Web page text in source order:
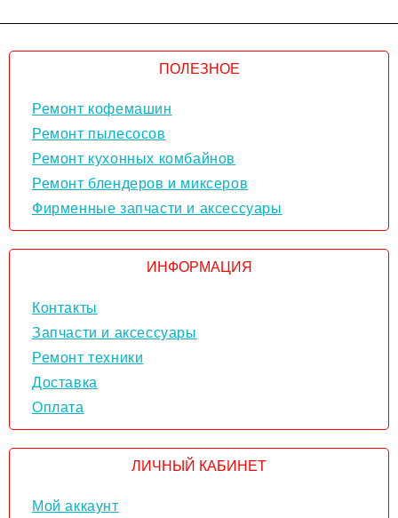
ПОЛЕЗНОЕ
Ремонт кофемашин
Ремонт пылесосов
Ремонт кухонных комбайнов
Ремонт блендеров и миксеров
Фирменные запчасти и аксессуары
ИНФОРМАЦИЯ
Контакты
Запчасти и аксессуары
Ремонт техники
Доставка
Оплата
ЛИЧНЫЙ КАБИНЕТ
Мой аккаунт